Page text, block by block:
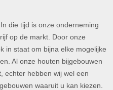
die tijd is onze onderneming
op de markt. Door onze
in staat om bijna elke mogelijke
Al onze houten bijgebouwen
echter hebben wij wel een
waaruit u kan kiezen.